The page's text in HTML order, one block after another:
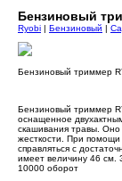
Бензиновый
Ryobi | Бензиновый |
Бензиновый триммер
Бензиновый триммер
оснащенное
скашивания травы. Оно
жесткости. При помощи
справляться с
имеет величину 46 см.
10000 оборот